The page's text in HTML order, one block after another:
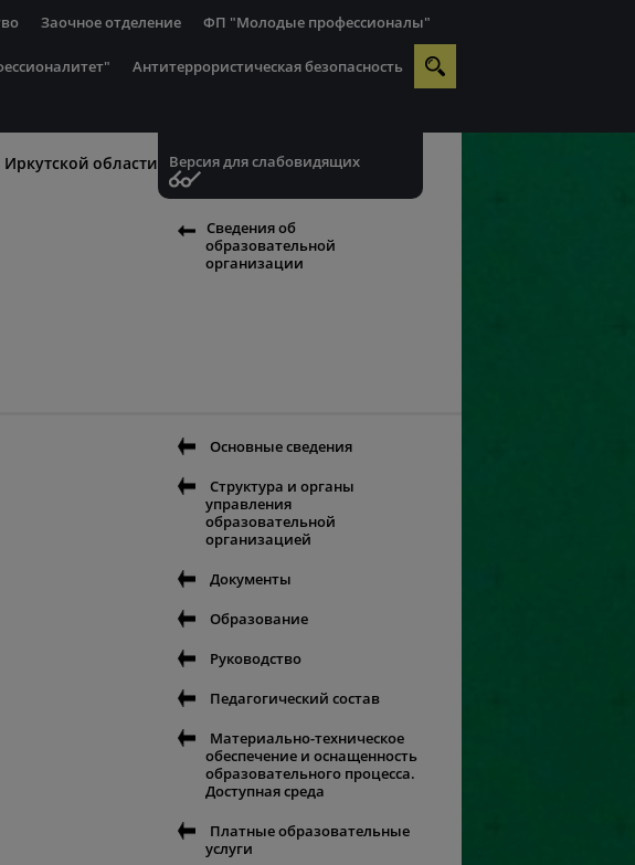
Заочное отделение ФП "Молодые профессионалы"
Антитеррористическая безопасность
области Версия для слабовидящих
Сведения об
образовательной
организации
Основные сведения
Структура и органы
управления
образовательной
организацией
Документы
Образование
Руководство
Педагогический состав
Материально-техническое
обеспечение и оснащенность
образовательного процесса.
Доступная среда
Платные образовательные
услуги